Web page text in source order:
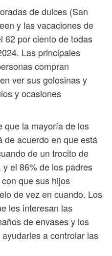
de dulces (San
y las vacaciones de
62 por ciento de todas
Las principales
compran
ver sus golosinas y
y ocasiones
que la mayoría de los
de acuerdo en que está
de un trocito de
el 86% de los padres
que sus hijos
de vez en cuando. Los
les interesan las
de envases y los
a controlar las